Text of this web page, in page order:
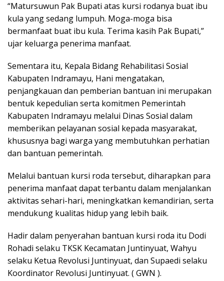
“Matursuwun Pak Bupati atas kursi rodanya buat ibu
kula yang sedang lumpuh. Moga-moga bisa
bermanfaat buat ibu kula. Terima kasih Pak Bupati,”
ujar keluarga penerima manfaat.
Sementara itu, Kepala Bidang Rehabilitasi Sosial
Kabupaten Indramayu, Hani mengatakan,
penjangkauan dan pemberian bantuan ini merupakan
bentuk kepedulian serta komitmen Pemerintah
Kabupaten Indramayu melalui Dinas Sosial dalam
memberikan pelayanan sosial kepada masyarakat,
khususnya bagi warga yang membutuhkan perhatian
dan bantuan pemerintah.
Melalui bantuan kursi roda tersebut, diharapkan para
penerima manfaat dapat terbantu dalam menjalankan
aktivitas sehari-hari, meningkatkan kemandirian, serta
mendukung kualitas hidup yang lebih baik.
Hadir dalam penyerahan bantuan kursi roda itu Dodi
Rohadi selaku TKSK Kecamatan Juntinyuat, Wahyu
selaku Ketua Revolusi Juntinyuat, dan Supaedi selaku
Koordinator Revolusi Juntinyuat. ( GWN ).